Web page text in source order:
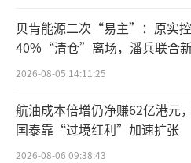
一位从事宠物医疗
记者表示，“人食级”狗
可食用标准的产品，这
量的防腐剂和添加剂，
材营养，但“人食级”是
宠物来说并不一定更好
贝肯能源二次“易主”：原实
40%“清仓”离场，潘兵联合
宏科百世拟入主
2026-08-05 14:11:25
航油成本倍增仍净赚62亿港元
国泰靠“过境红利”加速扩张
2026-08-06 09:38:43